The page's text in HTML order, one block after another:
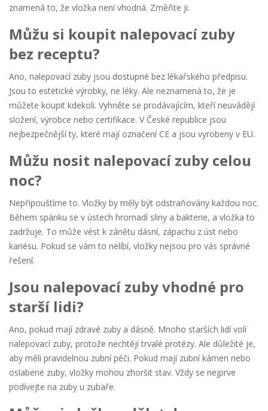
znamená to, že vložka není vhodná. Změňte ji.
Můžu si koupit nalepovací zuby
bez receptu?
Ano, nalepovací zuby jsou dostupné bez lékařského předpisu.
Jsou to estetické výrobky, ne léky. Ale neznamená to, že je
můžete koupit kdekoli. Vyhněte se prodávajícím, kteří neuvádějí
složení, výrobce nebo certifikace. V České republice jsou
nejbezpečnější ty, které mají označení CE a jsou vyrobeny v EU.
Můžu nosit nalepovací zuby celou
noc?
Nepřipouštíme to. Vložky by měly být odstraňovány každou noc.
Během spánku se v ústech hromadí sliny a bakterie, a vložka to
zadržuje. To může vést k zánětu dásní, zápachu z úst nebo
kariésu. Pokud se vám to nelíbí, vložky nejsou pro vás správné
řešení.
Jsou nalepovací zuby vhodné pro
starší lidi?
Ano, pokud mají zdravé zuby a dásně. Mnoho starších lidí volí
nalepovací zuby, protože nechtějí trvalé protézy. Ale důležité je,
aby měli pravidelnou zubní péči. Pokud mají zubní kámen nebo
oslabené zuby, vložky mohou zhoršit stav. Vždy se nejprve
podívejte na zuby u zubaře.